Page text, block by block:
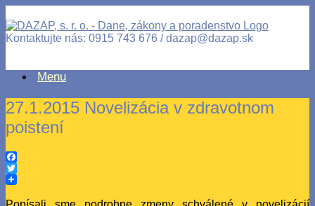
Kontaktujte nás: 0915 743 676 / dazap@dazap.sk
Menu
27.1.2015 Novelizácia v zdravotnom
poistení
Facebook
Twitter